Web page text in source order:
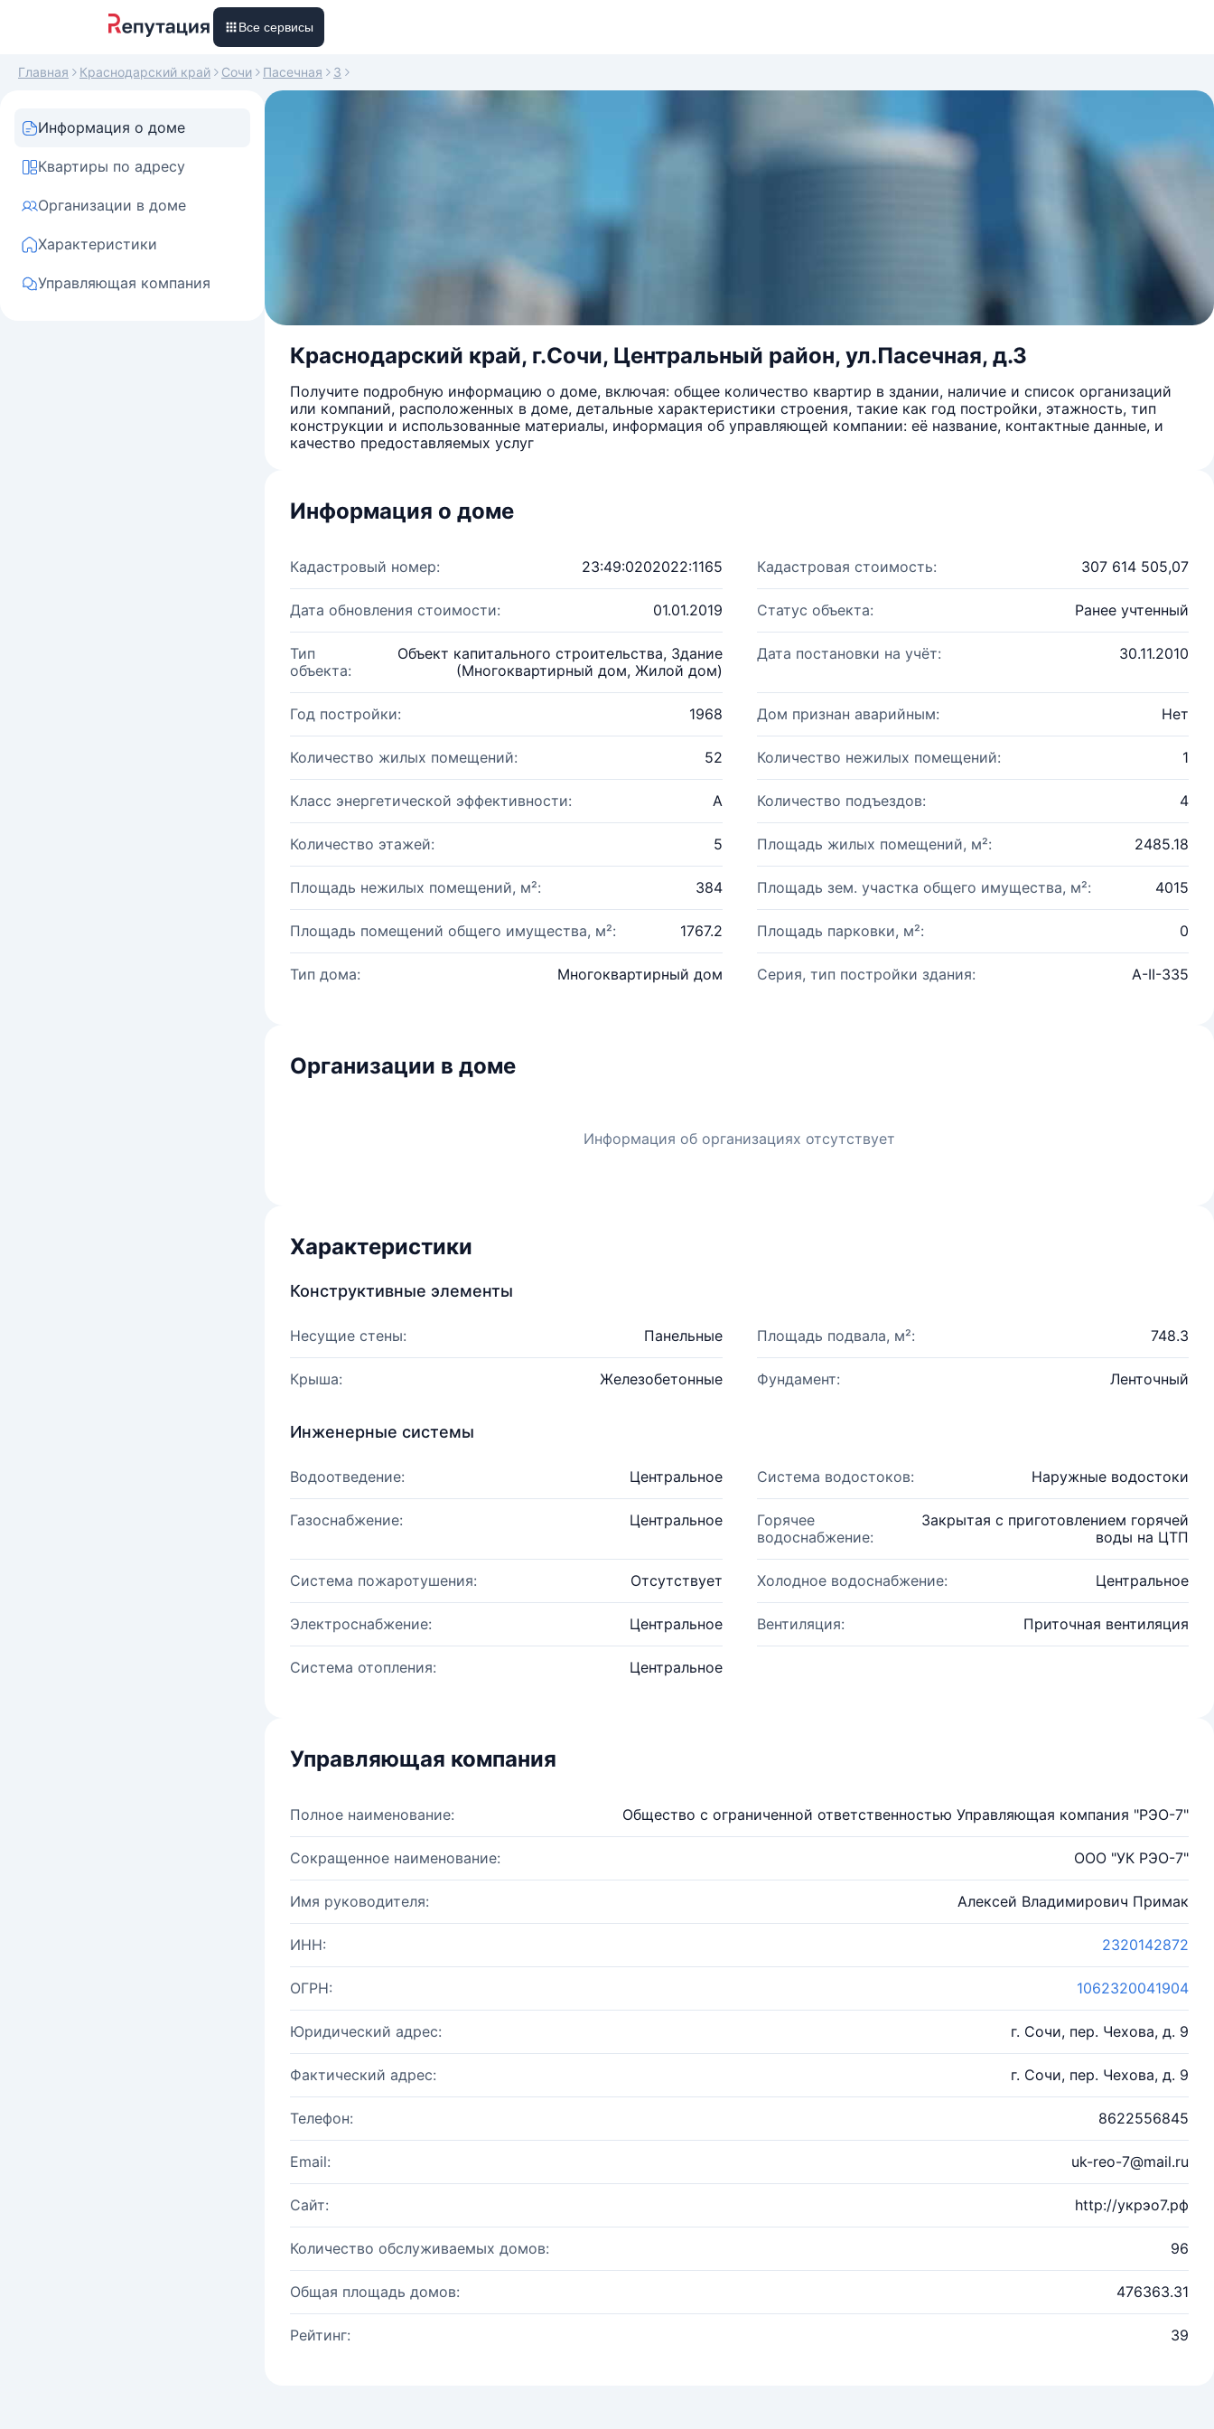
Все сервисы
Главная Краснодарский край Сочи Пасечная 3
Информация о доме
Квартиры по адресу
Организации в доме
Характеристики
Управляющая компания
Краснодарский край, г.Сочи, Центральный район, ул.Пасечная, д.3
Получите подробную информацию о доме, включая: общее количество квартир в здании, наличие и список организаций
или компаний, расположенных в доме, детальные характеристики строения, такие как год постройки, этажность, тип
конструкции и использованные материалы, информация об управляющей компании: её название, контактные данные, и
качество предоставляемых услуг
Информация о доме
Кадастровый номер: 23:49:0202022:1165 Кадастровая стоимость: 307 614 505,07
Дата обновления стоимости: 01.01.2019 Статус объекта: Ранее учтенный
Тип
объекта:
Объект капитального строительства, Здание
(Многоквартирный дом, Жилой дом)
Дата постановки на учёт: 30.11.2010
Год постройки: 1968 Дом признан аварийным: Нет
Количество жилых помещений: 52 Количество нежилых помещений: 1
Класс энергетической эффективности: A Количество подъездов: 4
Количество этажей: 5 Площадь жилых помещений, м²: 2485.18
Площадь нежилых помещений, м²: 384 Площадь зем. участка общего имущества, м²: 4015
Площадь помещений общего имущества, м²: 1767.2 Площадь парковки, м²: 0
Тип дома: Многоквартирный дом Серия, тип постройки здания: A-II-335
Организации в доме
Информация об организациях отсутствует
Характеристики
Конструктивные элементы
Несущие стены: Панельные Площадь подвала, м²: 748.3
Крыша: Железобетонные Фундамент: Ленточный
Инженерные системы
Водоотведение: Центральное Система водостоков: Наружные водостоки
Газоснабжение: Центральное
Горячее
водоснабжение:
Закрытая с приготовлением горячей
воды на ЦТП
Система пожаротушения: Отсутствует Холодное водоснабжение: Центральное
Электроснабжение: Центральное Вентиляция: Приточная вентиляция
Система отопления: Центральное
Управляющая компания
Полное наименование: Общество с ограниченной ответственностью Управляющая компания "РЭО-7"
Сокращенное наименование: ООО "УК РЭО-7"
Имя руководителя: Алексей Владимирович Примак
ИНН: 2320142872
ОГРН: 1062320041904
Юридический адрес: г. Сочи, пер. Чехова, д. 9
Фактический адрес: г. Сочи, пер. Чехова, д. 9
Телефон: 8622556845
Email: uk-reo-7@mail.ru
Сайт: http://укрэо7.рф
Количество обслуживаемых домов: 96
Общая площадь домов: 476363.31
Рейтинг: 39